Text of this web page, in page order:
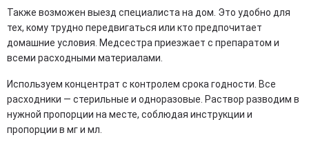
Также возможен выезд специалиста на дом. Это удобно для
тех, кому трудно передвигаться или кто предпочитает
домашние условия. Медсестра приезжает с препаратом и
всеми расходными материалами.
Используем концентрат с контролем срока годности. Все
расходники — стерильные и одноразовые. Раствор разводим в
нужной пропорции на месте, соблюдая инструкции и
пропорции в мг и мл.